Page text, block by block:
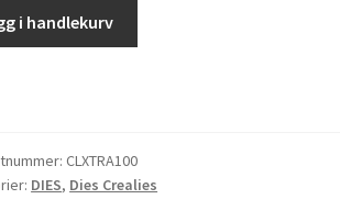
i handlekurv
CLXTRA100
DIES, Dies Crealies